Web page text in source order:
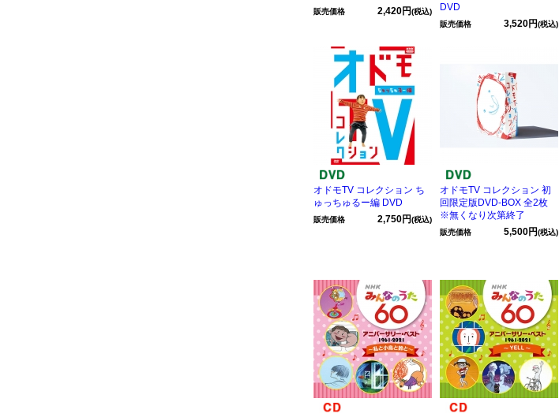
販売価格 2,420円(税込)
DVD
販売価格 3,520円(税込)
オドモTV コレクション ち
ゅっちゅるー編 DVD
販売価格 2,750円(税込)
オドモTV コレクション 初
回限定版DVD-BOX 全2枚
※無くなり次第終了
販売価格 5,500円(税込)